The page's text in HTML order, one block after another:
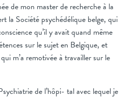
de mon master de recherche à la
la Société psychédélique belge, qui
qu’il y avait quand même
sur le sujet en Belgique, et
m’a remotivée à travailler sur le
de l’hôpi- tal avec lequel je